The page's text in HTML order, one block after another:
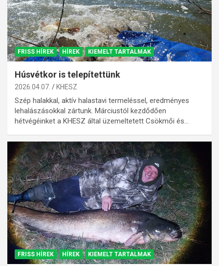
FRISS HÍREK HÍREK KIEMELT TARTALMAK
Húsvétkor is telepítettünk
2026.04.07. KHESZ
Szép halakkal, aktív halastavi termeléssel, eredményes
lehalászásokkal zártunk. Márciustól kezdődően
hétvégéinket a KHESZ által üzemeltetett Csökmői és…
FRISS HÍREK HÍREK KIEMELT TARTALMAK